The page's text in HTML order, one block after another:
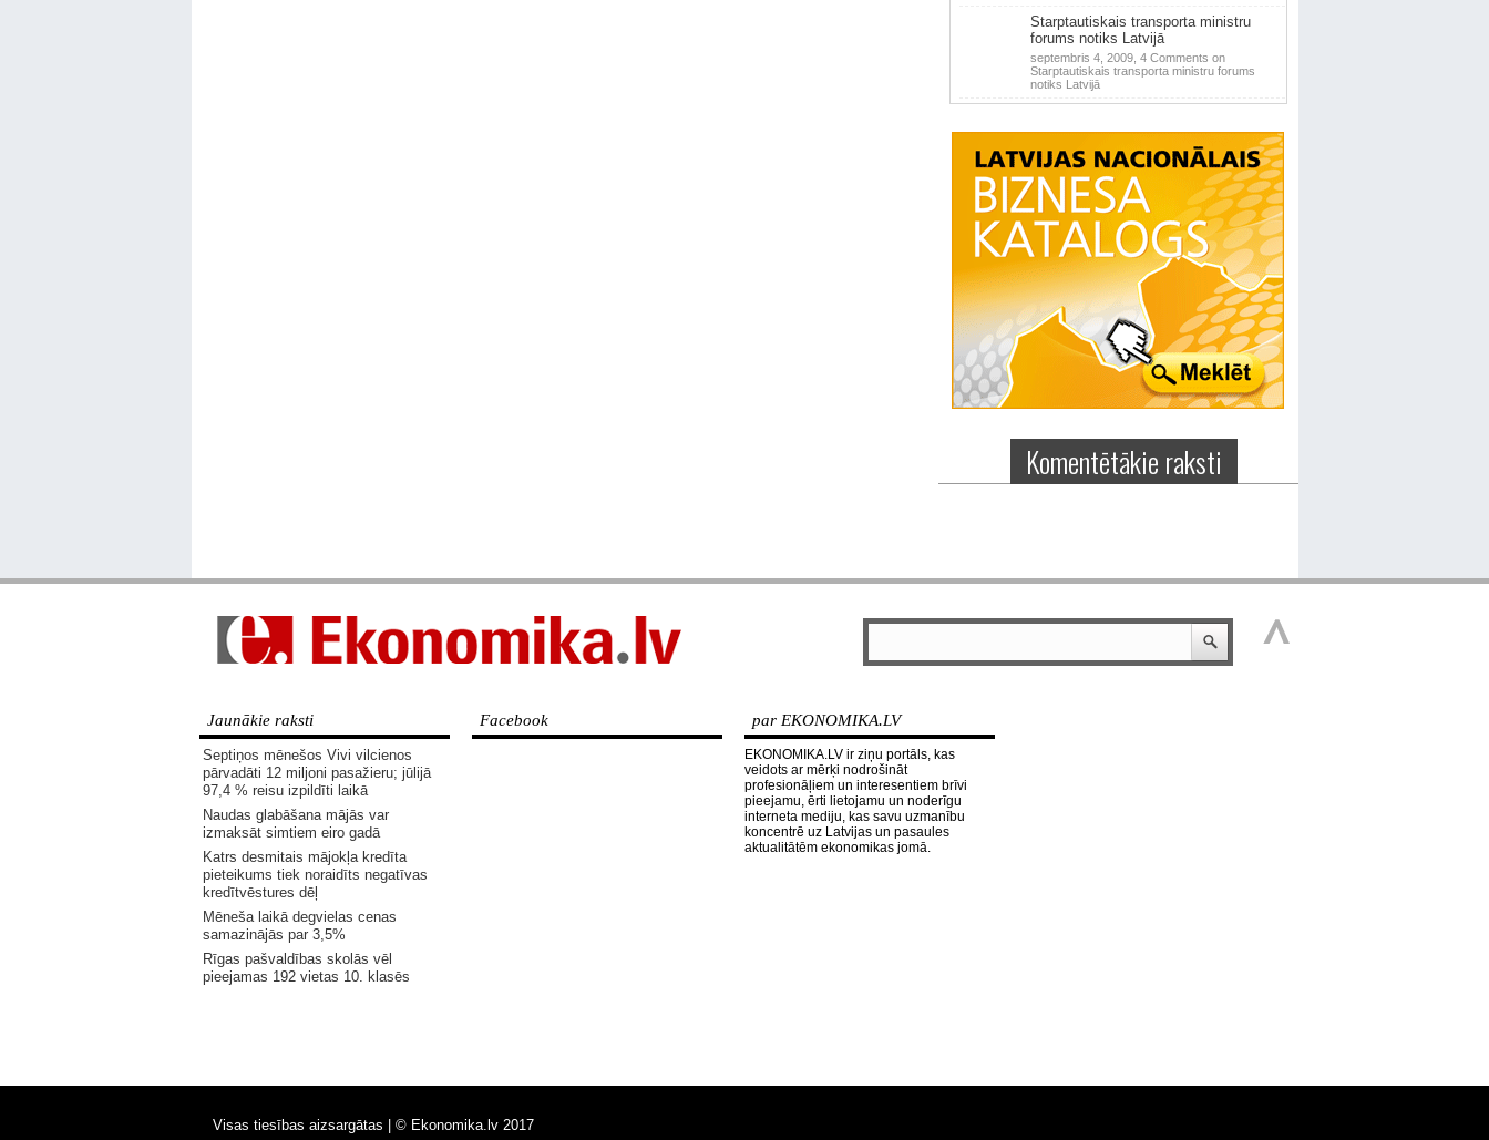
Starptautiskais transporta ministru
forums notiks Latvijā
septembris 4, 2009, 4 Comments on
Starptautiskais transporta ministru forums
notiks Latvijā
Komentētākie raksti
Jaunākie raksti
Septiņos mēnešos Vivi vilcienos
pārvadāti 12 miljoni pasažieru; jūlijā
97,4 % reisu izpildīti laikā
Naudas glabāšana mājās var
izmaksāt simtiem eiro gadā
Katrs desmitais mājokļa kredīta
pieteikums tiek noraidīts negatīvas
kredītvēstures dēļ
Mēneša laikā degvielas cenas
samazinājās par 3,5%
Rīgas pašvaldības skolās vēl
pieejamas 192 vietas 10. klasēs
Facebook par EKONOMIKA.LV
EKONOMIKA.LV ir ziņu portāls, kas
veidots ar mērķi nodrošināt
profesionāļiem un interesentiem brīvi
pieejamu, ērti lietojamu un noderīgu
interneta mediju, kas savu uzmanību
koncentrē uz Latvijas un pasaules
aktualitātēm ekonomikas jomā.
Visas tiesības aizsargātas | © Ekonomika.lv 2017